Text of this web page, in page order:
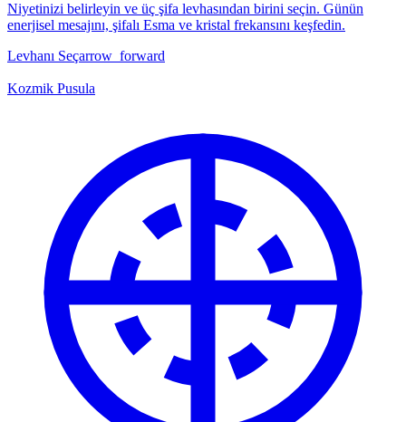
Niyetinizi belirleyin ve üç şifa levhasından birini seçin. Günün
enerjisel mesajını, şifalı Esma ve kristal frekansını keşfedin.
Levhanı Seçarrow_forward
Kozmik Pusula